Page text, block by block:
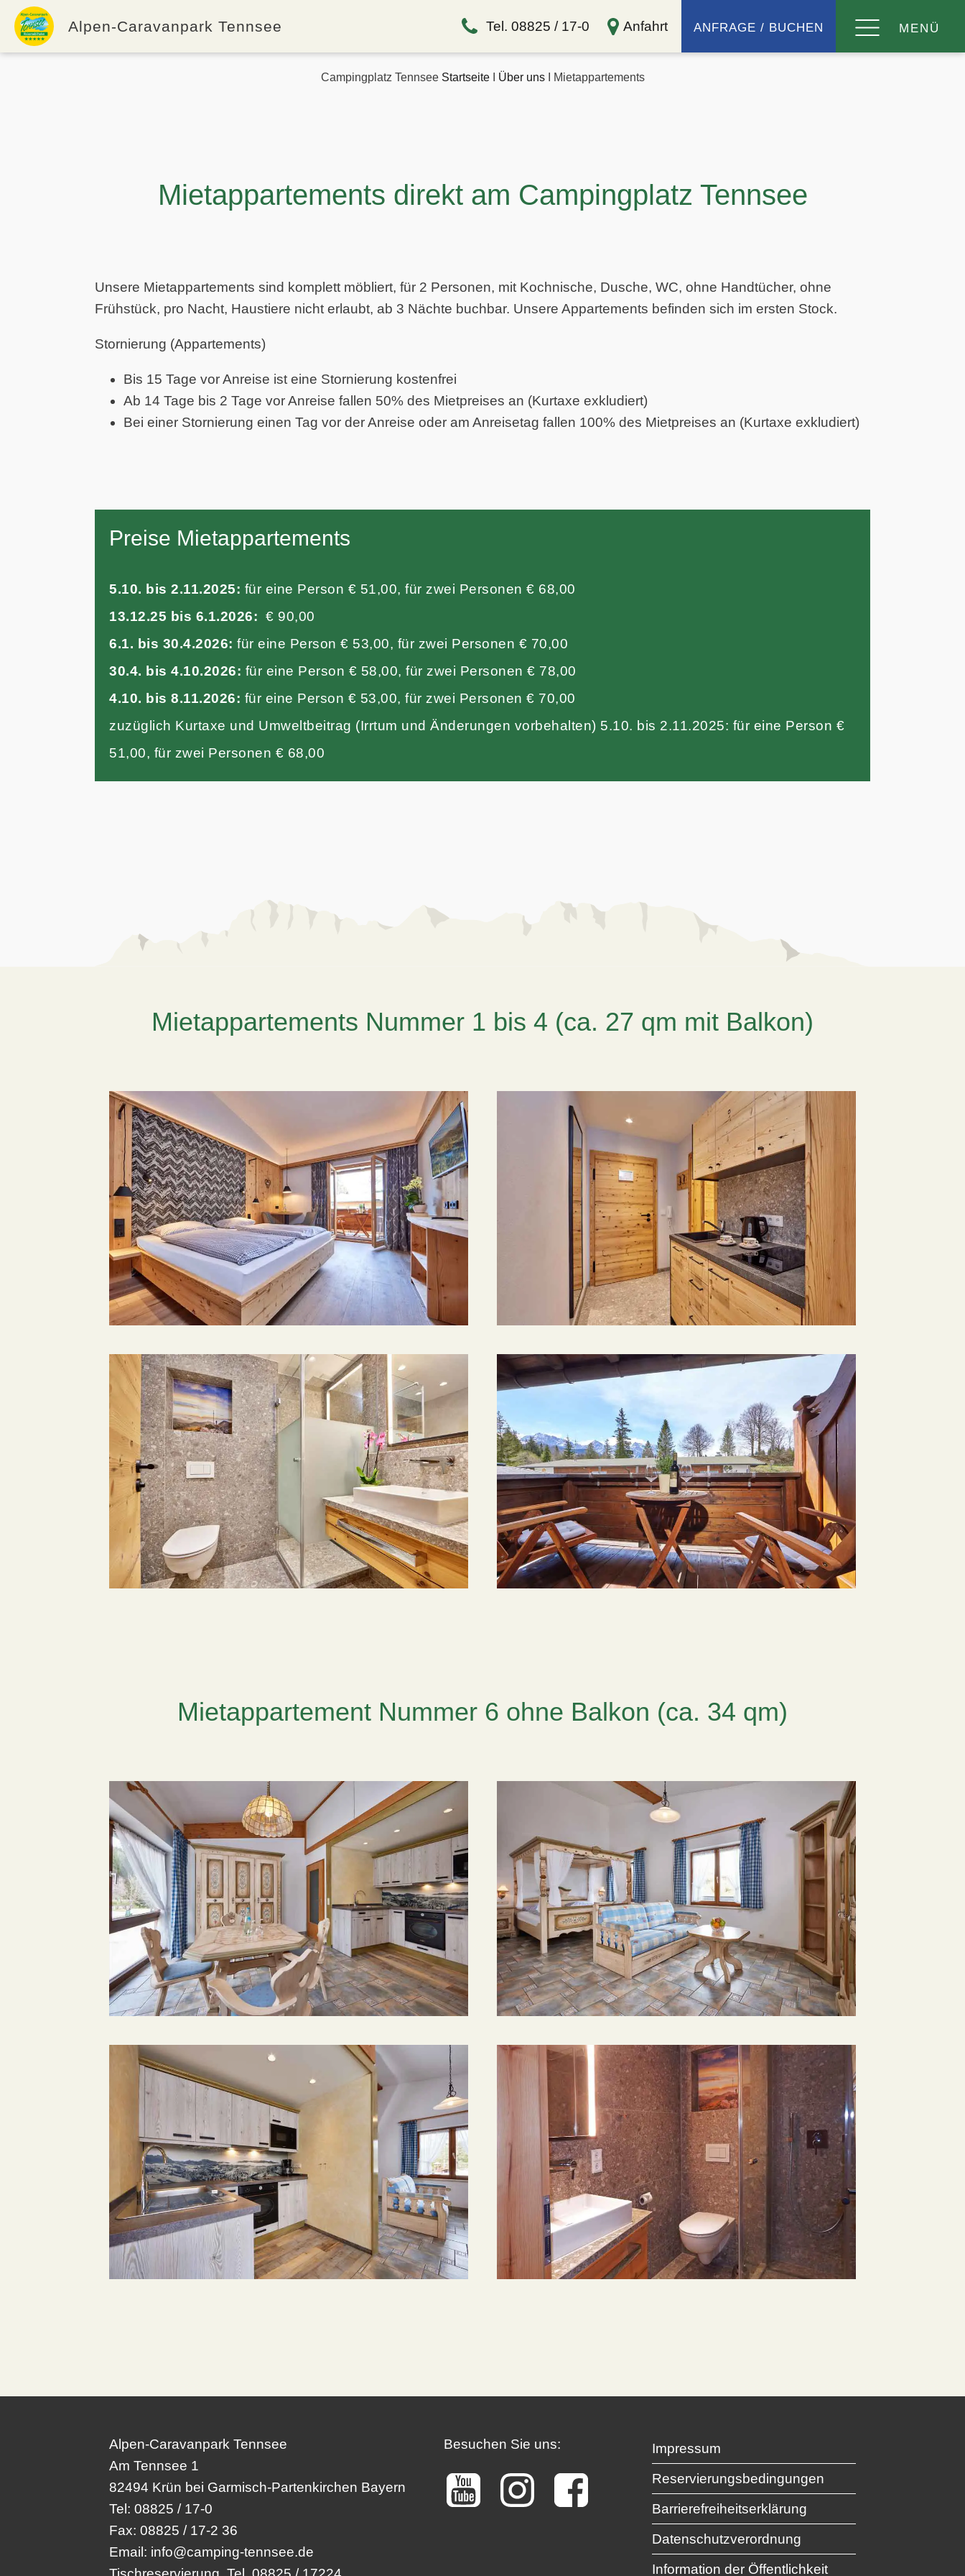
Alpen-Caravanpark Tennsee Tel. 08825 / 17-0 Anfahrt ANFRAGE / BUCHEN MENÜ
Campingplatz Tennsee StartseiteI Über unsI Mietappartements
Mietappartements direkt am Campingplatz Tennsee
Unsere Mietappartements sind komplett möbliert, für 2 Personen, mit Kochnische, Dusche, WC, ohne Handtücher, ohne
Frühstück, pro Nacht, Haustiere nicht erlaubt, ab 3 Nächte buchbar. Unsere Appartements befinden sich im ersten Stock.
Stornierung (Appartements)
Bis 15 Tage vor Anreise ist eine Stornierung kostenfrei
Ab 14 Tage bis 2 Tage vor Anreise fallen 50% des Mietpreises an (Kurtaxe exkludiert)
Bei einer Stornierung einen Tag vor der Anreise oder am Anreisetag fallen 100% des Mietpreises an (Kurtaxe exkludiert)
Preise Mietappartements
5.10. bis 2.11.2025: für eine Person € 51,00, für zwei Personen € 68,00
13.12.25 bis 6.1.2026: € 90,00
6.1. bis 30.4.2026: für eine Person € 53,00, für zwei Personen € 70,00
30.4. bis 4.10.2026: für eine Person € 58,00, für zwei Personen € 78,00
4.10. bis 8.11.2026: für eine Person € 53,00, für zwei Personen € 70,00
zuzüglich Kurtaxe und Umweltbeitrag (Irrtum und Änderungen vorbehalten) 5.10. bis 2.11.2025: für eine Person €
51,00, für zwei Personen € 68,00
Mietappartements Nummer 1 bis 4 (ca. 27 qm mit Balkon)
Mietappartement Nummer 6 ohne Balkon (ca. 34 qm)
Alpen-Caravanpark Tennsee
Am Tennsee 1
82494 Krün bei Garmisch-Partenkirchen Bayern
Tel: 08825 / 17-0
Fax: 08825 / 17-2 36
Email: info@camping-tennsee.de
Besuchen Sie uns:
Impressum
Reservierungsbedingungen
Barrierefreiheitserklärung
Datenschutzverordnung
Information der Öffentlichkeit